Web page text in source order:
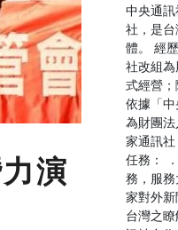
演
中央通
社，是
體。 經
社改組
式經營
依據「
為財團
家通訊
任務：
務，服
家對外
台灣之